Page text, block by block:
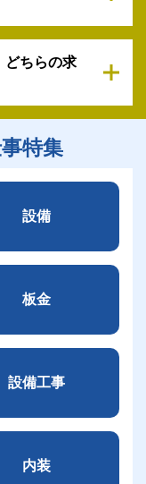
どちらの求
特集
設備
板金
設備工事
内装